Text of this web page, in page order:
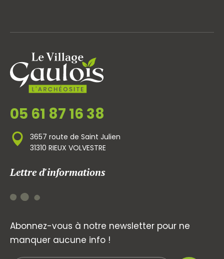
05 61 87 16 38
3657 route de Saint Julien
31310 RIEUX VOLVESTRE
Lettre d'informations
Abonnez-vous à notre newsletter pour ne
manquer aucune info !